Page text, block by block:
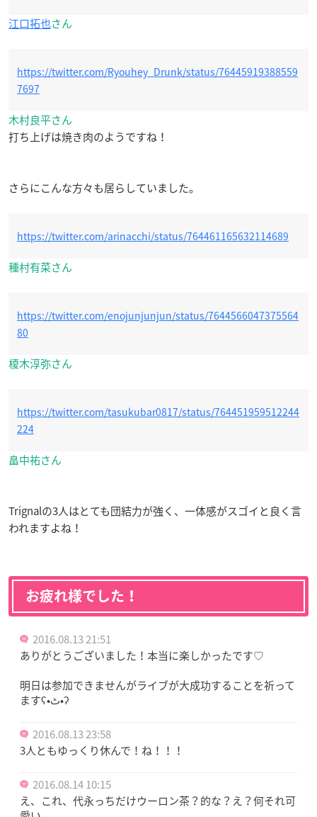
江口拓也さん
https://twitter.com/Ryouhey_Drunk/status/76445919388559
7697
木村良平さん
打ち上げは焼き肉のようですね！
さらにこんな方々も居らしていました。
https://twitter.com/arinacchi/status/764461165632114689
種村有菜さん
https://twitter.com/enojunjunjun/status/7644566047375564
80
榎木淳弥さん
https://twitter.com/tasukubar0817/status/764451959512244
224
畠中祐さん
Trignalの3人はとても団結力が強く、一体感がスゴイと良く言
われますよね！
お疲れ様でした！
2016.08.13 21:51
ありがとうございました！本当に楽しかったです♡
明日は参加できませんがライブが大成功することを祈って
ますʕ•ٹ•ʔ
2016.08.13 23:58
3人ともゆっくり休んで！ね！！！
2016.08.14 10:15
え、これ、代永っちだけウーロン茶？的な？え？何それ可